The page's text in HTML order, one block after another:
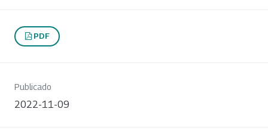
PDF
Publicado
2022-11-09